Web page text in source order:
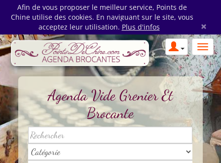
Afin de vous proposer le meilleur service, Points de
Chine utilise des cookies. En naviguant sur le site, vous
acceptez leur utilisation. Plus d'infos ×
Agenda Vide Grenier Et
Brocante